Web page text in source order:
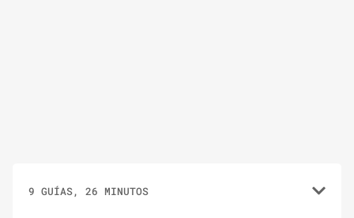
9 GUÍAS, 26 MINUTOS